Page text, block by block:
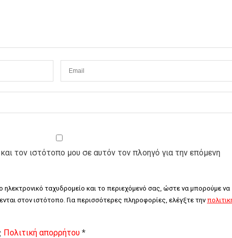
τον ιστότοπο μου σε αυτόν τον πλοηγό για την επόμενη
ταχυδρομείο και το περιεχόμενό σας, ώστε να μπορούμε να
στον ιστότοπο. Για περισσότερες πληροφορίες, ελέγξτε την
Πολιτική απορρήτου *